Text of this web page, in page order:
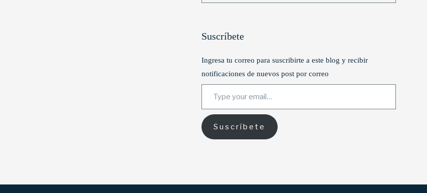
Suscríbete
Ingresa tu correo para suscribirte a este blog y recibir
notificaciones de nuevos post por correo
Type your email…
Suscríbete